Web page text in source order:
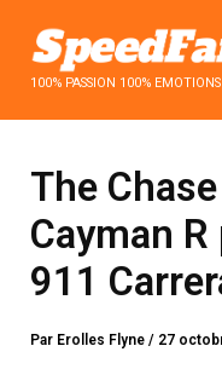
contenu100% PASSION 100% EMOTIONS
The
Cayman
911
Par Erolles Flyne/ 27